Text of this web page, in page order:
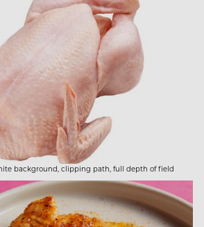
background, clipping path, full depth of field